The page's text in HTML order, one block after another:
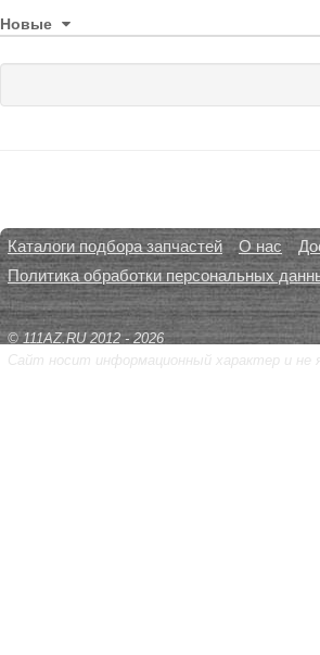
Новые
Каталоги подбора запчастей О нас
Политика обработки персональных
© 111AZ.RU 2012 - 2026
Сайт носит информационный характер и не